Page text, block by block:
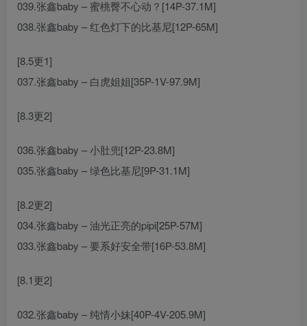
039.张鑫baby – 蜜桃臀不心动？[14P-37.1M]
038.张鑫baby – 红色灯下的比基尼[12P-65M]
[8.5更1]
037.张鑫baby – 白虎姐姐[35P-1V-97.9M]
[8.3更2]
036.张鑫baby – 小肚兜[12P-23.8M]
035.张鑫baby – 绿色比基尼[9P-31.1M]
[8.2更2]
034.张鑫baby – 油光正亮的pipi[25P-57M]
033.张鑫baby – 要系好安全带[16P-53.8M]
[8.1更2]
032.张鑫baby – 纯情小妹[40P-4V-205.9M]